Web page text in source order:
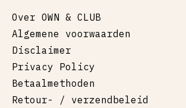
Over OWN & CLUB
Algemene voorwaarden
Disclaimer
Privacy Policy
Betaalmethoden
Retour- / verzendbeleid